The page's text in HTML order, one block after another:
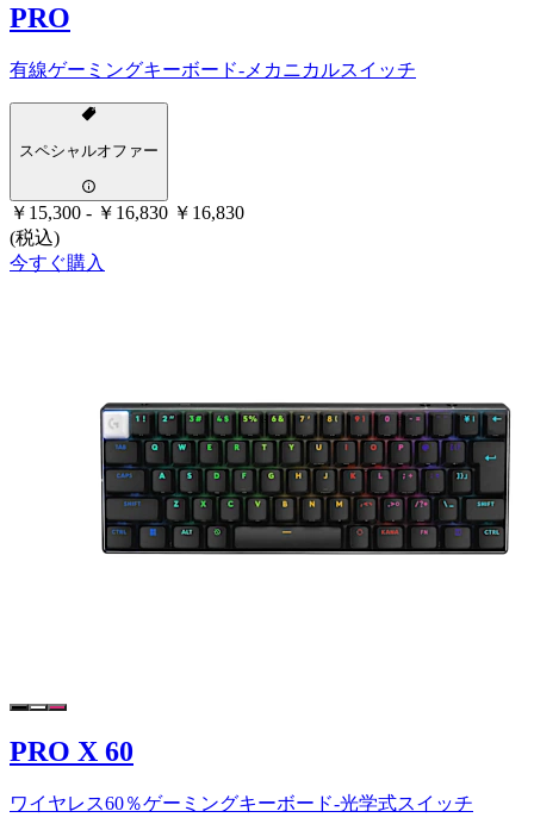
PRO
有線ゲーミングキーボード-メカニカルスイッチ
スペシャルオファー
￥15,300 - ￥16,830 ￥16,830
(税込)
今すぐ購入
PRO X 60
ワイヤレス60％ゲーミングキーボード-光学式スイッチ